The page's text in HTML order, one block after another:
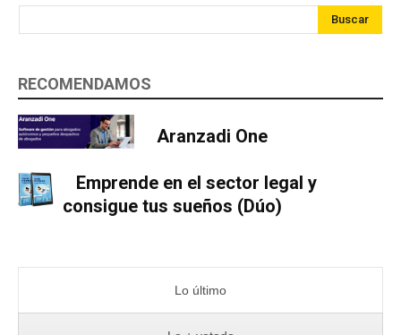
Buscar
RECOMENDAMOS
Aranzadi One
Emprende en el sector legal y
consigue tus sueños (Dúo)
Lo último